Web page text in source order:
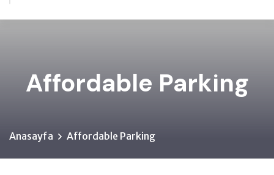
Affordable Parking
Anasayfa Affordable Parking